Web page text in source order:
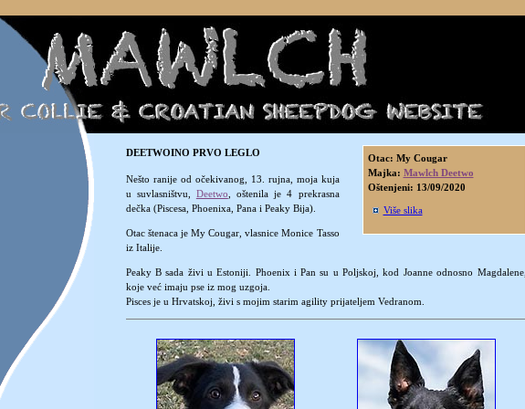
Otac: My Cougar
Majka: Mawlch Deetwo
Oštenjeni: 13/09/2020
Više slika
DEETWOINO PRVO LEGLO
Nešto ranije od očekivanog, 13. rujna, moja kuja
u suvlasništvu, Deetwo , oštenila je 4 prekrasna
dečka (Piscesa, Phoenixa, Pana i Peaky Bija).
Otac štenaca je My Cougar, vlasnice Monice Tasso
iz Italije.
Peaky B sada živi u Estoniji. Phoenix i Pan su u Poljskoj, kod Joanne odnosno Magdalene,
koje već imaju pse iz mog uzgoja.
Pisces je u Hrvatskoj, živi s mojim starim agility prijateljem Vedranom.